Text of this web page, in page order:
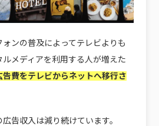
ンの普及によってテレビよりも
メディアを利用する人が増えた
費をテレビからネットへ移行さ
告収入は減り続けています。